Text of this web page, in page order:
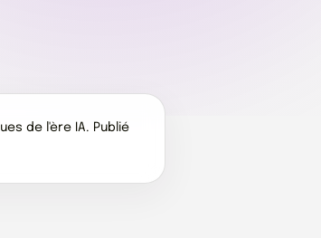
de l'ère IA. Publié